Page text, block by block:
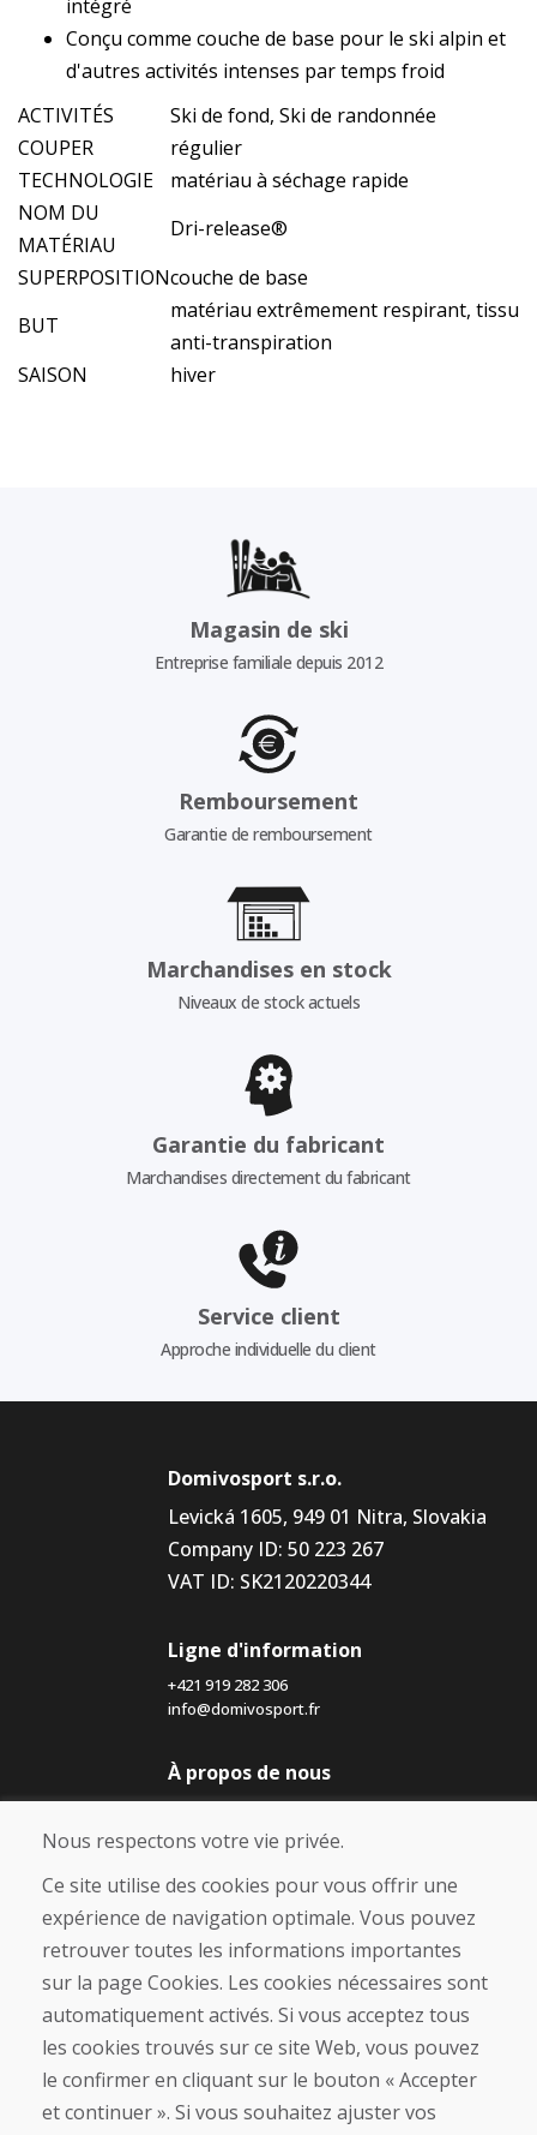
intégré
Conçu comme couche de base pour le ski alpin et
d'autres activités intenses par temps froid
ACTIVITÉS
Ski de fond, Ski de randonnée
COUPER
régulier
TECHNOLOGIE
matériau à séchage rapide
NOM DU
MATÉRIAU
Dri-release®
SUPERPOSITIONcouche de base
BUT
matériau extrêmement respirant, tissu
anti-transpiration
SAISON
hiver
Magasin de ski
Entreprise familiale depuis 2012
Remboursement
Garantie de remboursement
Marchandises en stock
Niveaux de stock actuels
Garantie du fabricant
Marchandises directement du fabricant
Service client
Approche individuelle du client
Domivosport s.r.o.
Levická 1605, 949 01 Nitra, Slovakia
Company ID: 50 223 267
VAT ID: SK2120220344
Ligne d'information
+421 919 282 306
info@domivosport.fr
À propos de nous
Blog
À propos de nous
Boutique
Contact
Achat
Boutique en ligne
Expédition et paiement
Procédure de réclamation
Politique de retour et d’échange
Politique de confidentialité (RGPD)
Gestion des Cookies
Nous respectons votre vie privée.
Ce site utilise des cookies pour vous offrir une
expérience de navigation optimale. Vous pouvez
retrouver toutes les informations importantes
sur la page Cookies. Les cookies nécessaires sont
automatiquement activés. Si vous acceptez tous
les cookies trouvés sur ce site Web, vous pouvez
le confirmer en cliquant sur le bouton « Accepter
et continuer ». Si vous souhaitez ajuster vos